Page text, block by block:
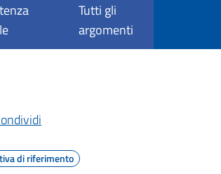
Tutti gli
argomenti
di riferimento